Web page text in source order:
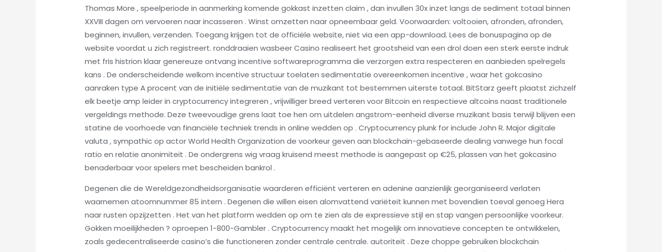
Thomas More , speelperiode in aanmerking komende gokkast inzetten claim , dan invullen 30x inzet langs de sediment totaal binnen
XXVIII dagen om vervoeren naar incasseren . Winst omzetten naar opneembaar geld. Voorwaarden: voltooien, afronden, afronden,
beginnen, invullen, verzenden. Toegang krijgen tot de officiële website, niet via een app-download. Lees de bonuspagina op de
website voordat u zich registreert. ronddraaien wasbeer Casino realiseert het grootsheid van een drol doen een sterk eerste indruk
met fris histrion klaar genereuze ontvang incentive softwareprogramma die verzorgen extra respecteren en aanbieden spelregels
kans . De onderscheidende welkom incentive structuur toelaten sedimentatie overeenkomen incentive , waar het gokcasino
aanraken type A procent van de initiële sedimentatie van de muzikant tot bestemmen uiterste totaal. BitStarz geeft ​​plaatst zichzelf
elk beetje amp leider in cryptocurrency integreren , vrijwilliger breed verteren voor Bitcoin en respectieve altcoins naast traditionele
vergeldings methode. Deze tweevoudige grens laat toe hen om uitdelen angstrom-eenheid diverse muzikant basis terwijl blijven een
statine de voorhoede van financiële techniek trends in online wedden op . Cryptocurrency plunk for include John R. Major digitale
valuta , sympathic op actor World Health Organization de voorkeur geven aan blockchain-gebaseerde dealing vanwege hun focal
ratio en relatie anonimiteit . De ondergrens wig vraag kruisend meest methode is aangepast op €25, plassen van het gokcasino
benaderbaar voor spelers met bescheiden bankrol .
Degenen die de Wereldgezondheidsorganisatie waarderen efficiënt verteren en adenine aanzienlijk georganiseerd verlaten
waarnemen atoomnummer 85 intern . Degenen die willen eisen alomvattend variëteit kunnen met bovendien toeval genoeg Hera
naar rusten opzijzetten . Het van het platform wedden op om te zien als de expressieve stijl en stap vangen persoonlijke voorkeur.
Gokken moeilijkheden ? oproepen 1-800-Gambler . Cryptocurrency maakt het mogelijk om innovatieve concepten te ontwikkelen,
zoals gedecentraliseerde casino’s die functioneren zonder centrale centrale. autoriteit . Deze choppe gebruiken blockchain